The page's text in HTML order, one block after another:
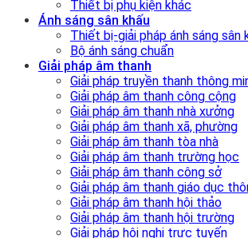
Thiết bị phụ kiện khác
Ánh sáng sân khấu
Thiết bị-giải pháp ánh sáng sân
Bộ ánh sáng chuẩn
Giải pháp âm thanh
Giải pháp truyền thanh thông
Giải pháp âm thanh công cộng
Giải pháp âm thanh nhà xưởng
Giải pháp âm thanh xã, phường
Giải pháp âm thanh tòa nhà
Giải pháp âm thanh trường học
Giải pháp âm thanh công sở
Giải pháp âm thanh giáo dục
Giải pháp âm thanh hội thảo
Giải pháp âm thanh hội trường
Giải pháp hội nghị trực tuyến